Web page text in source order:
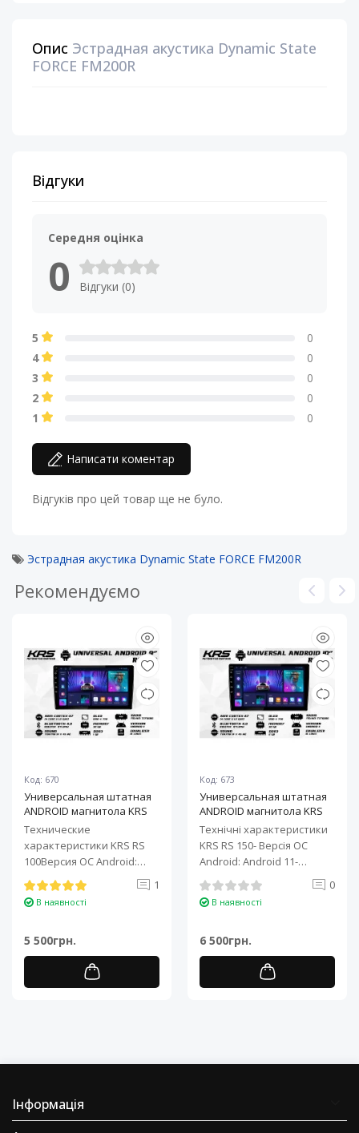
Опис Эстрадная акустика Dynamic State
FORCE FM200R
Відгуки
Середня оцінка
0 Відгуки (0)
5
0
4
0
3
0
2
0
1
0
Написати коментар
Відгуків про цей товар ще не було.
Эстрадная акустика Dynamic State FORCE FM200R
Рекомендуємо
Код: 670
Универсальная штатная
ANDROID магнитола KRS
RS 100 9" 1/32 GB
Технические
характеристики KRS RS
100Версия ОС Android:
Android 11Процессор: 4-
ядерный ARM Cortex-A7..
1
В наявності
5 500грн.
Код: 673
Универсальная штатная
ANDROID магнитола KRS
RS 150 10" 2/32 GB
Технічні характеристики
KRS RS 150- Версія ОС
Android: Android 11-
Процесор: 4-ядерний ARM
Cortex-A7..
0
В наявності
6 500грн.
Інформація